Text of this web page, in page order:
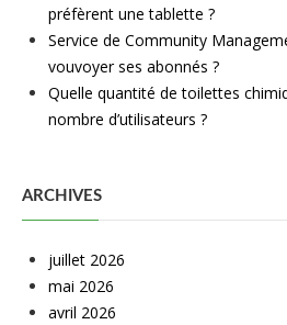
préfèrent une tablette ?
Service de Community
vouvoyer ses abonnés ?
Quelle quantité de toilettes
nombre d’utilisateurs ?
ARCHIVES
juillet 2026
mai 2026
avril 2026